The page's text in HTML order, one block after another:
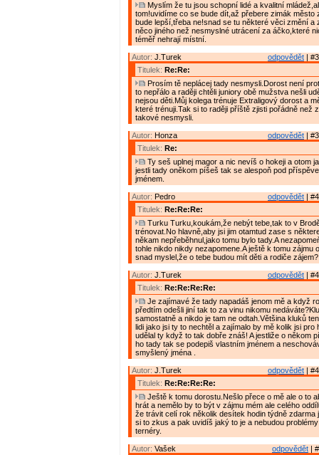
Myslím že tu jsou schopní lidé a kvalitní
tom!uvidíme co se bude dít,až přebere zimák město
bude lepší,třeba ne!snad se tu některé věci změní a
něco jiného než nesmyslné utrácení za áčko,které
téměř nehrají místní.
odpovědět |
Autor: J.Turek
Titulek: Re:Re:
Prosím tě neplácej tady nesmysli.Dorost není
to nepřálo a raději chtěli juniory obě mužstva nešli
nejsou děti.Můj kolega trénuje Extraligový dorost a
které trénuji.Tak si to raději příště zjisti pořádně než
takové nesmysli.
odpovědět |
Autor: Honza
Titulek: Re:
Ty seš uplnej magor a nic nevíš o hokeji a otom
jestli tady oněkom píšeš tak se alespoň pod
jménem.
odpovědět |
Autor: Pedro
Titulek: Re:Re:Re:
Turku Turku,koukám,že nebýt tebe,tak to v
trénovat.No hlavně,aby jsi jim otamtud zase s
někam nepřeběhnul,jako tomu bylo tady.A
tohle nikdo nikdy nezapomene.A ještě k tomu zájmu
snad myslel,že o tebe budou mít děti a rodiče zájem?
odpovědět |
Autor: J.Turek
Titulek: Re:Re:Re:Re:
Je zajímavé že tady napadáš jenom mě a když
předtím odešli jiní tak to za vinu nikomu
samostatně a nikdo je tam ne odtah.Většina kluků
lidi jako jsi ty to nechtěl a zajímalo by mě kolik jsi pro
udělal ty když to tak dobře znáš! A jestliže o někom
ho tady tak se podepiš vlastním jménem a
smyšlený jména .
odpovědět |
Autor: J.Turek
Titulek: Re:Re:Re:Re:
Ještě k tomu dorostu.Nešlo přece o mě ale o to
hrát a nemělo by to být v zájmu mém ale celého
že trávit celí rok několik desítek hodin týdně zdarma
si to zkus a pak uvidíš jaký to je a nebudou
ternéry.
odpovědět |
Autor: Vašek